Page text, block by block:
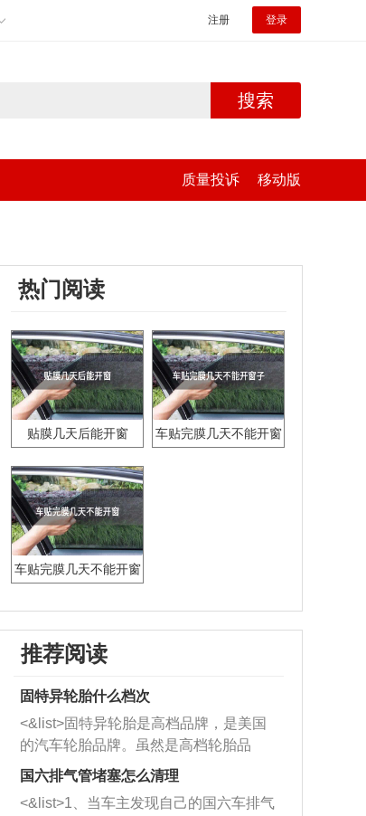
注册 登录
搜索
质量投诉 移动版
热门阅读
贴膜几天后能开窗
车贴完膜几天不能开窗
车贴完膜几天不能开窗
推荐阅读
固特异轮胎什么档次
<&list>固特异轮胎是高档品牌，是美国
的汽车轮胎品牌。虽然是高档轮胎品
牌，但是中高低端的轮胎都有生产，这
也是为了更好的开拓市场。
国六排气管堵塞怎么清理
<&list>1、当车主发现自己的国六车排气